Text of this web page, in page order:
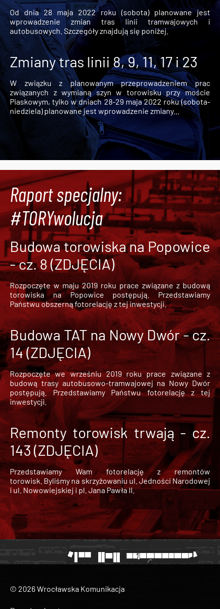
Od dnia 28 maja 2022 roku (sobota) planowane jest
wprowadzenie zmian tras linii tramwajowych i
autobusowych. Szczegóły znajdują się poniżej.
Zmiany tras linii 8, 9, 11, 17 i 23
W związku z planowanym przeprowadzeniem prac
związanych z wymianą szyn w torowisku przy moście
Piaskowym, tylko w dniach 28-29 maja 2022 roku (sobota-
niedziela) planowane jest wprowadzenie zmiany...
Raport specjalny:
#TORYwolucja
Budowa torowiska na Popowice
- cz. 8 (ZDJĘCIA)
Rozpoczęte w maju 2019 roku prace związane z budową
torowiska na Popowice
postępują. Przedstawiamy
Państwu obszerną fotorelację z tej inwestycji.
Budowa TAT na Nowy Dwór - cz.
14 (ZDJĘCIA)
Rozpoczęte we wrześniu 2019 roku prace związane z
budową trasy autobusowo-tramwajowej na Nowy Dwór
postępują. Przedstawiamy Państwu fotorelację z tej
inwestycji.
Remonty torowisk trwają - cz.
143 (ZDJĘCIA)
Przedstawiamy Wam fotorelację z remontów
torowisk. Byliśmy na skrzyżowaniu ul. Jedności Narodowej
i ul. Nowowiejskiej i pl. Jana Pawła II.
© 2026 Wrocławska Komunikacja